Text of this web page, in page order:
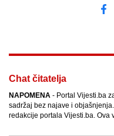
Chat čitatelja
NAPOMENA - Portal Vijesti.ba
sadržaj bez najave i
redakcije portala Vijesti.ba. Ova